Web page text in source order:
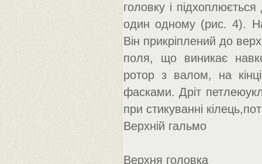
головку і
один одному (рис. 4).
Він прикріплений до
поля, що виникає
ротор з валом, на
фасками. Дріт
при стикуванні
Верхній гальмо
Верхня головка